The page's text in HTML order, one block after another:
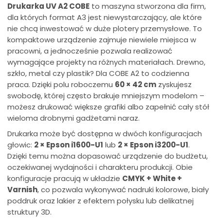
Drukarka UV A2 COBE to maszyna stworzona dla firm,
dla których format A3 jest niewystarczający, ale które
nie chcą inwestować w duże plotery przemysłowe. To
kompaktowe urządzenie zajmuje niewiele miejsca w
pracowni, a jednocześnie pozwala realizować
wymagające projekty na różnych materiałach. Drewno,
szkło, metal czy plastik? Dla COBE A2 to codzienna
praca. Dzięki polu roboczemu 60 × 42 cm zyskujesz
swobodę, której często brakuje mniejszym modelom –
możesz drukować większe grafiki albo zapełnić cały stół
wieloma drobnymi gadżetami naraz.
Drukarka może być dostępna w dwóch konfiguracjach
głowic: 2 × Epson i1600-U1 lub 2 × Epson i3200-U1.
Dzięki temu można dopasować urządzenie do budżetu,
oczekiwanej wydajności i charakteru produkcji. Obie
konfiguracje pracują w układzie CMYK + White +
Varnish, co pozwala wykonywać nadruki kolorowe, biały
poddruk oraz lakier z efektem połysku lub delikatnej
struktury 3D.